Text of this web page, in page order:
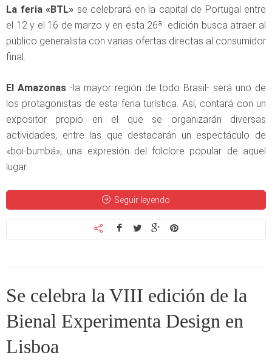
La feria «BTL» se celebrará en la capital de Portugal entre
el 12 y el 16 de marzo y en esta 26ª edición busca atraer al
público generalista con varias ofertas directas al consumidor
final.
El Amazonas-la mayor región de todo Brasil- será uno de
los protagonistas de esta feria turística. Así, contará con un
expositor propio en el que se organizarán diversas
actividades, entre las que destacarán un espectáculo de
«boi-bumbá», una expresión del folclore popular de aquel
lugar.
Seguir leyendo
Se celebra la VIII edición de la
Bienal Experimenta Design en
Lisboa